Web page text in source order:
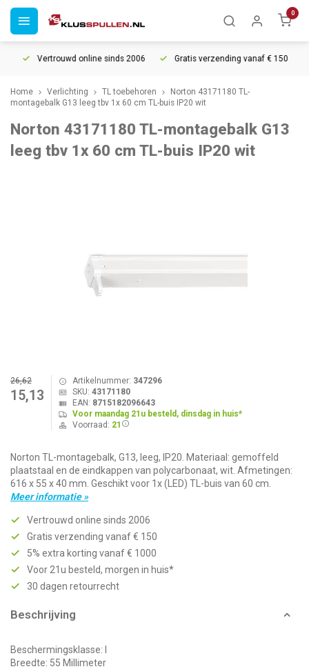
0
Vertrouwd online sinds 2006 Gratis verzending vanaf € 150
Home Verlichting TL toebehoren
Norton 43171180 TL-
montagebalk G13 leeg tbv 1x 60 cm TL-buis IP20 wit
Norton 43171180 TL-montagebalk G13
leeg tbv 1x 60 cm TL-buis IP20 wit
26,62
15,13
Artikelnummer: 347296
SKU: 43171180
EAN: 8715182096643
Voor maandag 21u besteld, dinsdag in huis*
Voorraad: 21
Norton TL-montagebalk, G13, leeg, IP20. Materiaal: gemoffeld
plaatstaal en de eindkappen van polycarbonaat, wit. Afmetingen:
616 x 55 x 40 mm. Geschikt voor 1x (LED) TL-buis van 60 cm.
Meer informatie »
Vertrouwd online sinds 2006
Gratis verzending vanaf € 150
5% extra korting vanaf € 1000
Voor 21u besteld, morgen in huis*
30 dagen retourrecht
Beschrijving
Beschermingsklasse: I
Breedte: 55 Millimeter